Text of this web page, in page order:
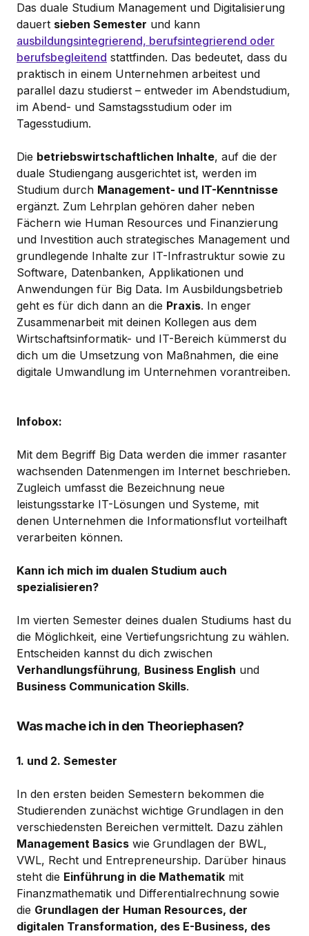
Das duale Studium Management und Digitalisierung
dauert sieben Semester und kann
ausbildungsintegrierend, berufsintegrierend oder
berufsbegleitend stattfinden. Das bedeutet, dass du
praktisch in einem Unternehmen arbeitest und
parallel dazu studierst – entweder im Abendstudium,
im Abend- und Samstagsstudium oder im
Tagesstudium.
Die betriebswirtschaftlichen Inhalte, auf die der
duale Studiengang ausgerichtet ist, werden im
Studium durch Management- und IT-Kenntnisse
ergänzt. Zum Lehrplan gehören daher neben
Fächern wie Human Resources und Finanzierung
und Investition auch strategisches Management und
grundlegende Inhalte zur IT-Infrastruktur sowie zu
Software, Datenbanken, Applikationen und
Anwendungen für Big Data. Im Ausbildungsbetrieb
geht es für dich dann an die Praxis. In enger
Zusammenarbeit mit deinen Kollegen aus dem
Wirtschaftsinformatik- und IT-Bereich kümmerst du
dich um die Umsetzung von Maßnahmen, die eine
digitale Umwandlung im Unternehmen vorantreiben.
Infobox:
Mit dem Begriff Big Data werden die immer rasanter
wachsenden Datenmengen im Internet beschrieben.
Zugleich umfasst die Bezeichnung neue
leistungsstarke IT-Lösungen und Systeme, mit
denen Unternehmen die Informationsflut vorteilhaft
verarbeiten können.
Kann ich mich im dualen Studium auch
spezialisieren?
Im vierten Semester deines dualen Studiums hast du
die Möglichkeit, eine Vertiefungsrichtung zu wählen.
Entscheiden kannst du dich zwischen
Verhandlungsführung, Business English und
Business Communication Skills.
Was mache ich in den Theoriephasen?
1. und 2. Semester
In den ersten beiden Semestern bekommen die
Studierenden zunächst wichtige Grundlagen in den
verschiedensten Bereichen vermittelt. Dazu zählen
Management Basics wie Grundlagen der BWL,
VWL, Recht und Entrepreneurship. Darüber hinaus
steht die Einführung in die Mathematik mit
Finanzmathematik und Differentialrechnung sowie
die Grundlagen der Human Resources, der
digitalen Transformation, des E-Business, des